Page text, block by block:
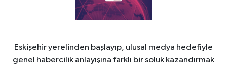
Eskişehir yerelinden başlayıp, ulusal medya hedefiyle
genel habercilik anlayışına farklı bir soluk kazandırmak